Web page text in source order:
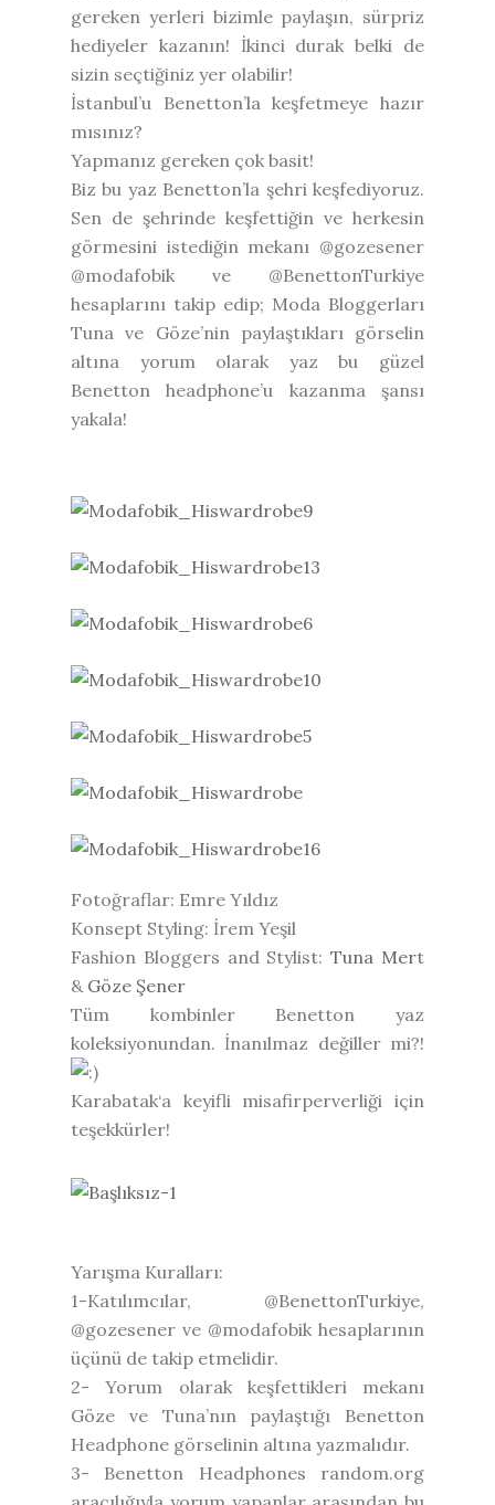
gereken yerleri bizimle paylaşın, sürpriz
hediyeler kazanın! İkinci durak belki de
sizin seçtiğiniz yer olabilir!
İstanbul’u Benetton’la keşfetmeye hazır
mısınız?
Yapmanız gereken çok basit!
Biz bu yaz Benetton’la şehri keşfediyoruz.
Sen de şehrinde keşfettiğin ve herkesin
görmesini istediğin mekanı @gozesener
@modafobik ve @BenettonTurkiye
hesaplarını takip edip; Moda Bloggerları
Tuna ve Göze’nin paylaştıkları görselin
altına yorum olarak yaz bu güzel
Benetton headphone’u kazanma şansı
yakala!
Fotoğraflar: Emre Yıldız
Konsept Styling: İrem Yeşil
Fashion Bloggers and Stylist:Tuna Mert
& Göze Şener
Tüm kombinler Benetton yaz
koleksiyonundan. İnanılmaz değiller mi?!
Karabatak‘a keyifli misafirperverliği için
teşekkürler!
Yarışma Kuralları:
1-Katılımcılar, @BenettonTurkiye,
@gozesener ve @modafobik hesaplarının
üçünü de takip etmelidir.
2- Yorum olarak keşfettikleri mekanı
Göze ve Tuna’nın paylaştığı Benetton
Headphone görselinin altına yazmalıdır.
3- Benetton Headphones random.org